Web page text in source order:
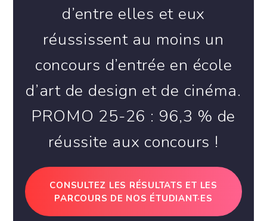
d’entre elles et eux
réussissent au moins un
concours d’entrée en école
d’art de design et de cinéma.
PROMO 25-26 : 96,3 % de
réussite aux concours !
CONSULTEZ LES RÉSULTATS ET LES
PARCOURS DE NOS ÉTUDIANT·ES